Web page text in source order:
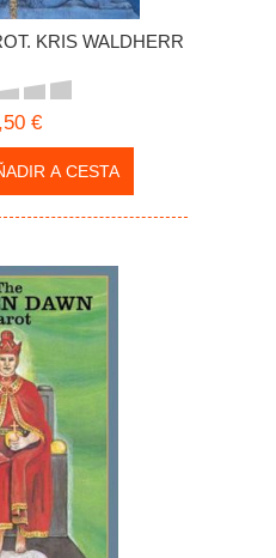
KRIS WALDHERR
€